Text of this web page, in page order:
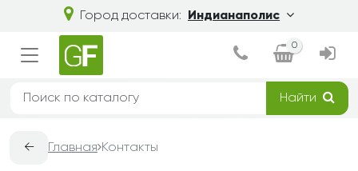
Город доставки: Индианаполис
0
Найти
← Главная Контакты